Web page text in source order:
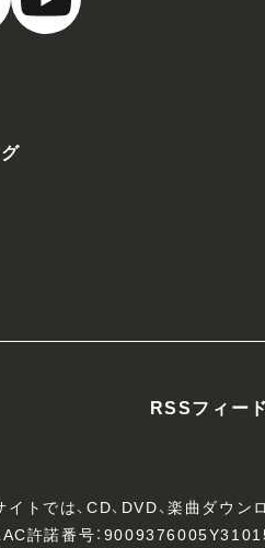
RSSフィード
イトでは、CD、DVD、楽曲ダウ
許諾番号：